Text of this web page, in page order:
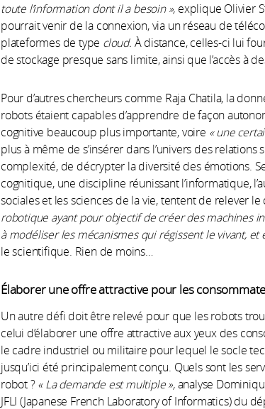
toute l’information dont il a besoin », explique Olivier
pourrait venir de la connexion, via un réseau de
plateformes de type cloud. À distance, celles-ci lui
de stockage presque sans limite, ainsi que l’accès à
Pour d’autres chercheurs comme Raja Chatila, la
robots étaient capables d’apprendre de façon
cognitive beaucoup plus importante, voire « une
plus à même de s’insérer dans l’univers des relations
complexité, de décrypter la diversité des émotions.
cognitique, une discipline réunissant l’informatique,
sociales et les sciences de la vie, tentent de relever le
robotique ayant pour objectif de créer des machines
à modéliser les mécanismes qui régissent le vivant,
le scientifique. Rien de moins…
Élaborer une offre attractive pour les
Un autre défi doit être relevé pour que les robots
celui d’élaborer une offre attractive aux yeux des
le cadre industriel ou militaire pour lequel le socle
jusqu’ici été principalement conçu. Quels sont les
robot ? « La demande est multiple »,analyse
JFLI (Japanese French Laboratory of Informatics) du